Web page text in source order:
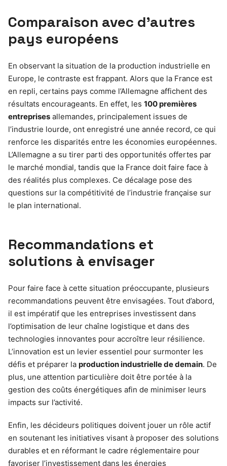
Comparaison avec d’autres
pays européens
En observant la situation de la production industrielle en
Europe, le contraste est frappant. Alors que la France est
en repli, certains pays comme l’Allemagne affichent des
résultats encourageants. En effet, les 100 premières
entreprises allemandes, principalement issues de
l’industrie lourde, ont enregistré une année record, ce qui
renforce les disparités entre les économies européennes.
L’Allemagne a su tirer parti des opportunités offertes par
le marché mondial, tandis que la France doit faire face à
des réalités plus complexes. Ce décalage pose des
questions sur la compétitivité de l’industrie française sur
le plan international.
Recommandations et
solutions à envisager
Pour faire face à cette situation préoccupante, plusieurs
recommandations peuvent être envisagées. Tout d’abord,
il est impératif que les entreprises investissent dans
l’optimisation de leur chaîne logistique et dans des
technologies innovantes pour accroître leur résilience.
L’innovation est un levier essentiel pour surmonter les
défis et préparer la production industrielle de demain. De
plus, une attention particulière doit être portée à la
gestion des coûts énergétiques afin de minimiser leurs
impacts sur l’activité.
Enfin, les décideurs politiques doivent jouer un rôle actif
en soutenant les initiatives visant à proposer des solutions
durables et en réformant le cadre réglementaire pour
favoriser l’investissement dans les énergies